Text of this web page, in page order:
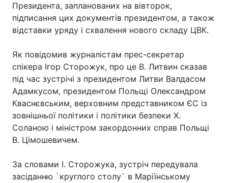
Головна Війна
Економіка Світ
Президента, запланованих на вівторок,
підписання цих документів президентом, а також
відставки уряду і схвалення нового складу ЦВК.
Як повідомив журналістам прес-секретар
спікера Ігор Сторожук, про це В. Литвин сказав
під час зустрічі з президентом Литви Валдасом
Адамкусом, президентом Польщі Олександром
Кваснєвським, верховним представником ЄС із
зовнішньої політики і політики безпеки Х.
Соланою і міністром закордонних справ Польщі
В. Цімошевичем.
За словами І. Сторожука, зустріч передувала
засіданню `круглого столу` в Маріїнському